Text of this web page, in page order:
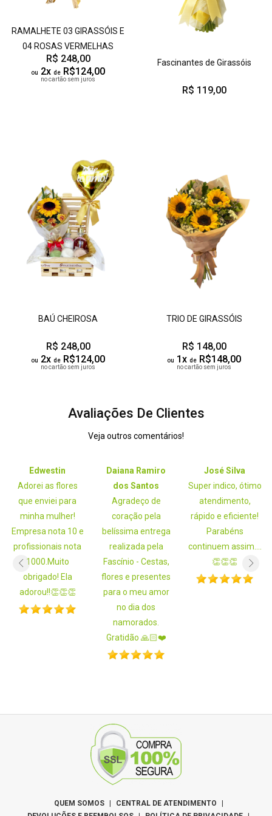
RAMALHETE 03 GIRASSÓIS E
04 ROSAS VERMELHAS
R$ 248,00
ou 2x de R$124,00
no cartão sem juros
Fascinantes de Girassóis
R$ 119,00
BAÚ CHEIROSA
R$ 248,00
ou 2x de R$124,00
no cartão sem juros
TRIO DE GIRASSÓIS
R$ 148,00
ou 1x de R$148,00
no cartão sem juros
Avaliações De Clientes
Veja outros comentários!
Edwestin
Adorei as flores
que enviei para
minha mulher!
Empresa nota 10 e
profissionais nota
1000.Muito
obrigado! Ela
adorou!!👏👏👏
Daiana Ramiro
dos Santos
Agradeço de
coração pela
belíssima entrega
realizada pela
Fascínio - Cestas,
flores e presentes
para o meu amor
no dia dos
namorados.
Gratidão 🙏🏻❤️
José Silva
Super indico, ótimo
atendimento,
rápido e eficiente!
Parabéns
continuem assim....
👏👏👏
QUEM SOMOS | CENTRAL DE ATENDIMENTO
|